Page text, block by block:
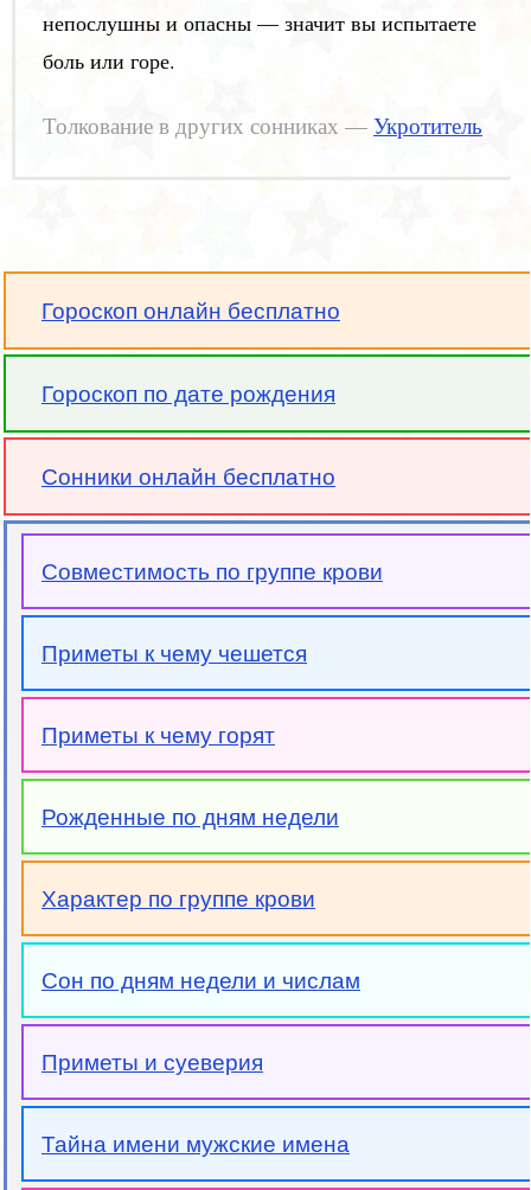
непослушны и опасны — значит вы испытаете
боль или горе.
Толкование в других сонниках — Укротитель
Гороскоп онлайн бесплатно
Гороскоп по дате рождения
Сонники онлайн бесплатно
Совместимость по группе крови
Приметы к чему чешется
Приметы к чему горят
Рожденные по дням недели
Характер по группе крови
Сон по дням недели и числам
Приметы и суеверия
Тайна имени мужские имена